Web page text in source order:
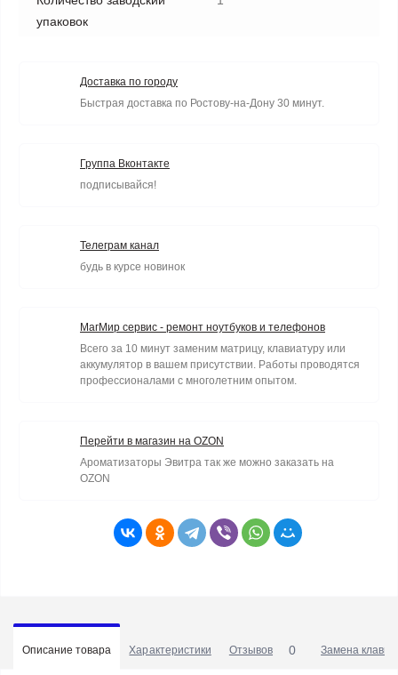
упаковок
Доставка по городу
Быстрая доставка по Ростову-на-Дону 30 минут.
Группа Вконтакте
подписывайся!
Телеграм канал
будь в курсе новинок
МагМир сервис - ремонт ноутбуков и телефонов
Всего за 10 минут заменим матрицу, клавиатуру или
аккумулятор в вашем присутствии. Работы проводятся
профессионалами с многолетним опытом.
Перейти в магазин на OZON
Ароматизаторы Эвитра так же можно заказать на
OZON
Описание товара Характеристики Отзывов 0 Замена